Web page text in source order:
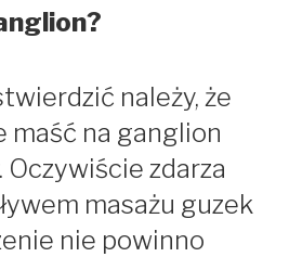
należy, że
maść na ganglion
zdarza
masażu guzek
nie powinno